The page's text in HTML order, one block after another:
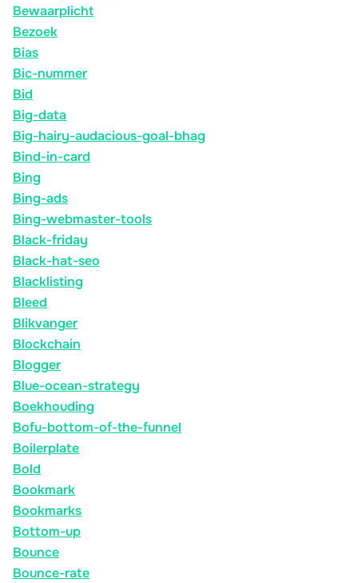
Bewaarplicht
Bezoek
Bias
Bic-nummer
Bid
Big-data
Big-hairy-audacious-goal-bhag
Bind-in-card
Bing
Bing-ads
Bing-webmaster-tools
Black-friday
Black-hat-seo
Blacklisting
Bleed
Blikvanger
Blockchain
Blogger
Blue-ocean-strategy
Boekhouding
Bofu-bottom-of-the-funnel
Boilerplate
Bold
Bookmark
Bookmarks
Bottom-up
Bounce
Bounce-rate